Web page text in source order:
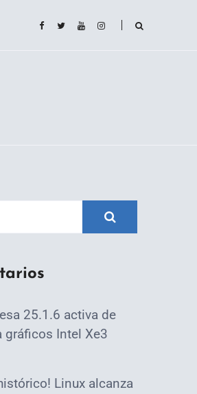
25.1.6 activa de
gráficos Intel Xe3
Linux alcanza